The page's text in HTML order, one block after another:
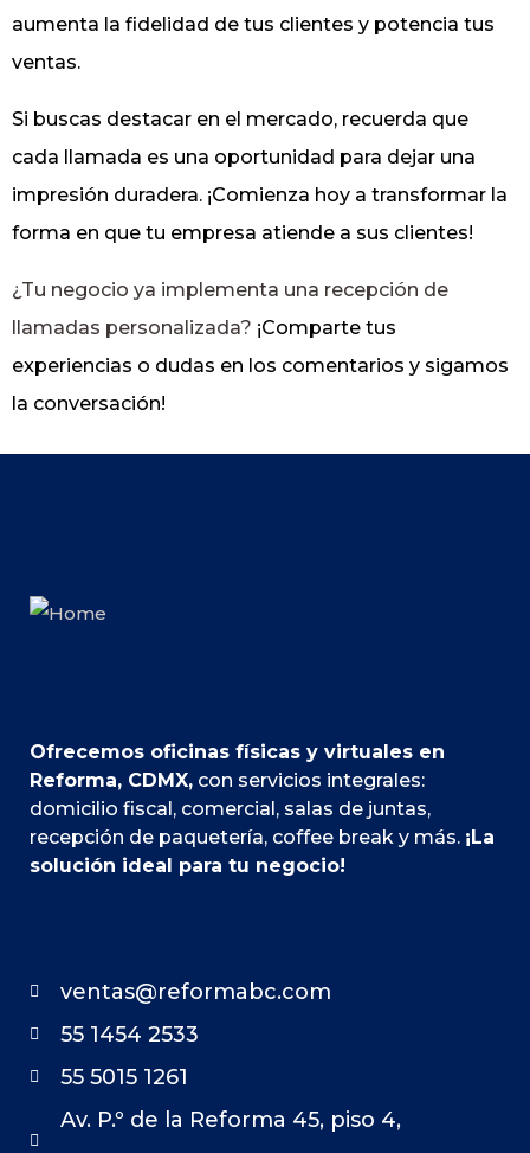
aumenta la fidelidad de tus clientes y potencia tus
ventas.
Si buscas destacar en el mercado, recuerda que
cada llamada es una oportunidad para dejar una
impresión duradera. ¡Comienza hoy a transformar la
forma en que tu empresa atiende a sus clientes!
¿Tu negocio ya implementa una recepción de
llamadas personalizada? ¡Comparte tus
experiencias o dudas en los comentarios y sigamos
la conversación!
Ofrecemos oficinas físicas y virtuales en
Reforma, CDMX, con servicios integrales:
domicilio fiscal, comercial, salas de juntas,
recepción de paquetería, coffee break y más. ¡La
solución ideal para tu negocio!
ventas@reformabc.com
55 1454 2533
55 5015 1261
Av. P.º de la Reforma 45, piso 4,